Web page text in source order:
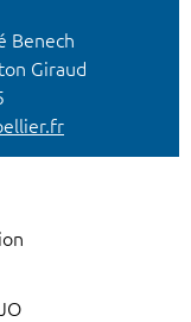
Benech
Giraud